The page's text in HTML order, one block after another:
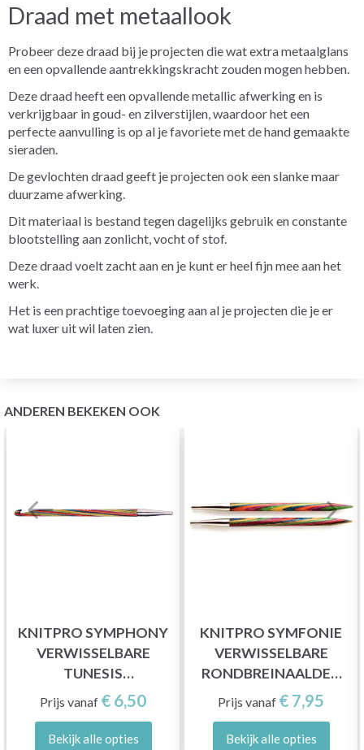
Draad met metaallook
Probeer deze draad bij je projecten die wat extra metaalglans
en een opvallende aantrekkingskracht zouden mogen hebben.
Deze draad heeft een opvallende metallic afwerking en is
verkrijgbaar in goud- en zilverstijlen, waardoor het een
perfecte aanvulling is op al je favoriete met de hand gemaakte
sieraden.
De gevlochten draad geeft je projecten ook een slanke maar
duurzame afwerking.
Dit materiaal is bestand tegen dagelijks gebruik en constante
blootstelling aan zonlicht, vocht of stof.
Deze draad voelt zacht aan en je kunt er heel fijn mee aan het
werk.
Het is een prachtige toevoeging aan al je projecten die je er
wat luxer uit wil laten zien.
ANDEREN BEKEKEN OOK
KNITPRO SYMPHONY
VERWISSELBARE
TUNESIS
HAAKNAALDEN (3-
Prijs vanaf € 6,50
Bekijk alle opties
KNITPRO SYMFONIE
VERWISSELBARE
RONDBREINAALDEN
(3-15.00 MM)
Prijs vanaf € 7,95
Bekijk alle opties